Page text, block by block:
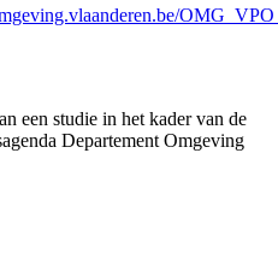
een studie in het kader van de
Departement Omgeving